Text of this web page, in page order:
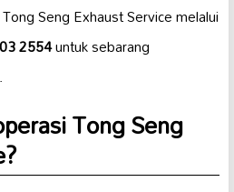
Seng Exhaust Service melalui
2554untuk sebarang
Tong Seng